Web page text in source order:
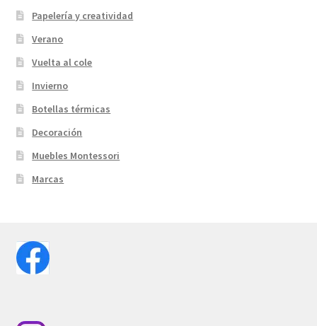
Papelería y creatividad
Verano
Vuelta al cole
Invierno
Botellas térmicas
Decoración
Muebles Montessori
Marcas